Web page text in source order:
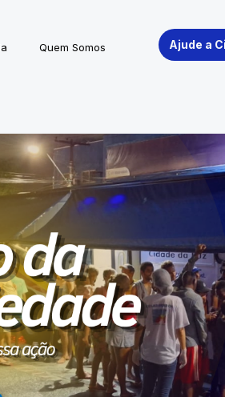
Quem Somos Ajude a